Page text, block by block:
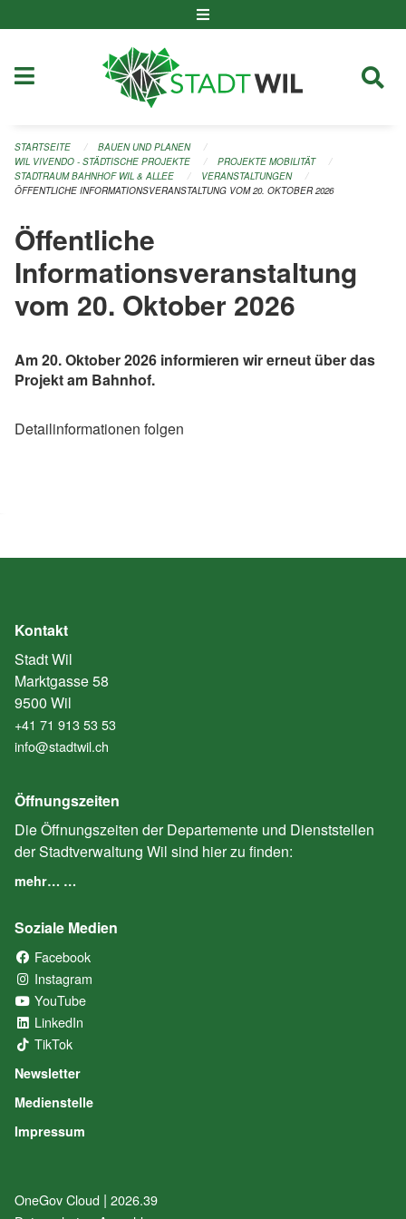
STARTSEITE
BAUEN UND PLANEN
WIL VIVENDO - STÄDTISCHE PROJEKTE
PROJEKTE MOBILITÄT
STADTRAUM BAHNHOF WIL & ALLEE
VERANSTALTUNGEN
ÖFFENTLICHE INFORMATIONSVERANSTALTUNG VOM 20. OKTOBER 2026
Öffentliche
Informationsveranstaltung
vom 20. Oktober 2026
Am 20. Oktober 2026 informieren wir erneut über das
Projekt am Bahnhof.
Detailinformationen folgen
Kontakt
Stadt Wil
Marktgasse 58
9500 Wil
+41 71 913 53 53
info@stadtwil.ch
Öffnungszeiten
Die Öffnungszeiten der Departemente und Dienststellen
der Stadtverwaltung Wil sind hier zu finden:
mehr… …
Soziale Medien
Facebook
Instagram
YouTube
LinkedIn
TikTok
Newsletter
Medienstelle
Impressum
OneGov Cloud (External Link)
| 2026.39